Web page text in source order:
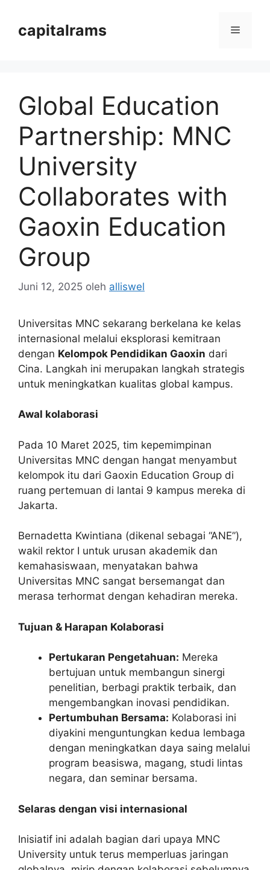
capitalrams Menu
Global Education
Partnership: MNC
University
Collaborates with
Gaoxin Education
Group
Juni 12, 2025 oleh alliswel
Universitas MNC sekarang berkelana ke kelas
internasional melalui eksplorasi kemitraan
dengan Kelompok Pendidikan Gaoxin dari
Cina. Langkah ini merupakan langkah strategis
untuk meningkatkan kualitas global kampus.
Awal kolaborasi
Pada 10 Maret 2025, tim kepemimpinan
Universitas MNC dengan hangat menyambut
kelompok itu dari Gaoxin Education Group di
ruang pertemuan di lantai 9 kampus mereka di
Jakarta.
Bernadetta Kwintiana (dikenal sebagai “ANE”),
wakil rektor I untuk urusan akademik dan
kemahasiswaan, menyatakan bahwa
Universitas MNC sangat bersemangat dan
merasa terhormat dengan kehadiran mereka.
Tujuan & Harapan Kolaborasi
Pertukaran Pengetahuan: Mereka
bertujuan untuk membangun sinergi
penelitian, berbagi praktik terbaik, dan
mengembangkan inovasi pendidikan.
Pertumbuhan Bersama: Kolaborasi ini
diyakini menguntungkan kedua lembaga
dengan meningkatkan daya saing melalui
program beasiswa, magang, studi lintas
negara, dan seminar bersama.
Selaras dengan visi internasional
Inisiatif ini adalah bagian dari upaya MNC
University untuk terus memperluas jaringan